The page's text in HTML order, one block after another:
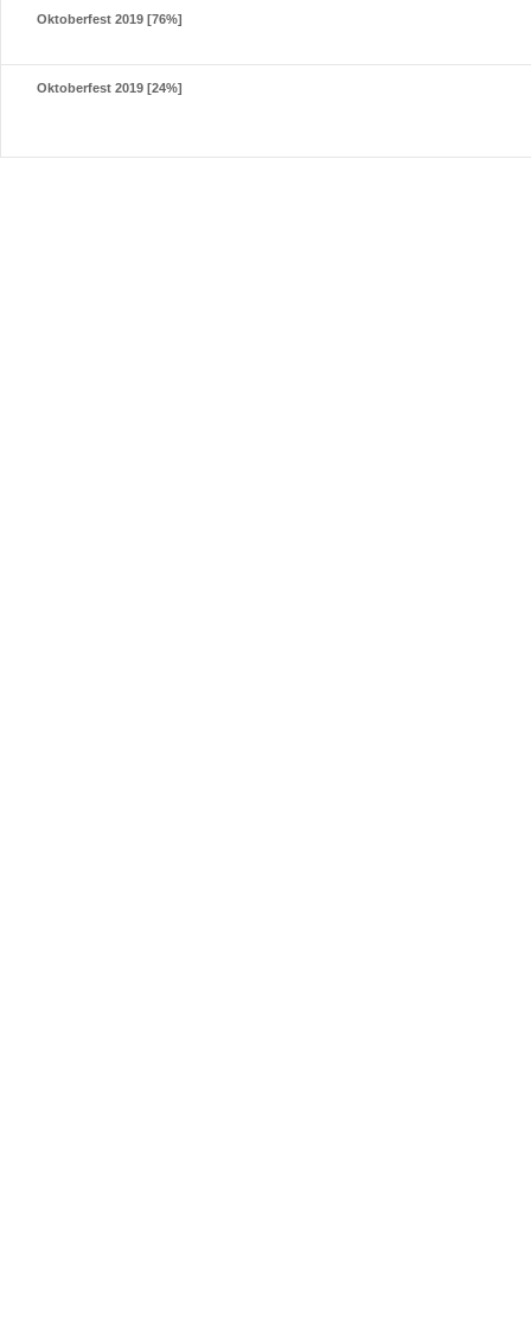
Oktoberfest 2019 [76%]
Oktoberfest 2019 [24%]